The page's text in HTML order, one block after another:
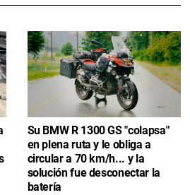
Su BMW R 1300 GS "colapsa"
en plena ruta y le obliga a
circular a 70 km/h... y la
solución fue desconectar la
batería